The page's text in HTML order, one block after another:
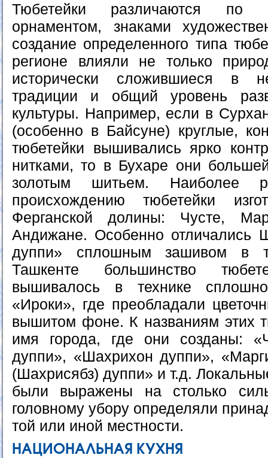
Тюбетейки различаются по
орнаментом, знаками
создание определенного типа
регионе влияли не только
исторически сложившиеся в
традиции и общий уровень
культуры. Например, если в
(особенно в Байсуне) круглые,
тюбетейки вышивались ярко
нитками, то в Бухаре они
золотым шитьем. Наиболее
происхождению тюбетейки
Ферганской долины: Чусте,
Андижане. Особенно отличались
дуппи» сплошным зашивом в
Ташкенте большинство
вышивалось в технике
«Ироки», где преобладали
вышитом фоне. К названиям этих
имя города, где они созданы:
дуппи», «Шахрихон дуппи»,
(Шахрисябз) дуппи» и т.д.
были выражены на столько
головному убору определяли
той или иной местности.
НАЦИОНАЛЬНАЯ КУХНЯ